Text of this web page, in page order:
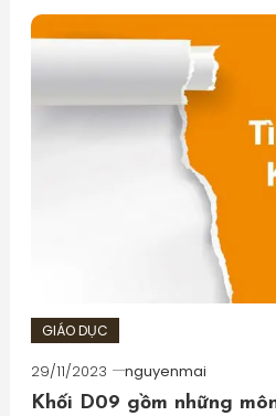
GIÁO DỤC
29/11/2023
nguyenmai
Khối D09 gồm những